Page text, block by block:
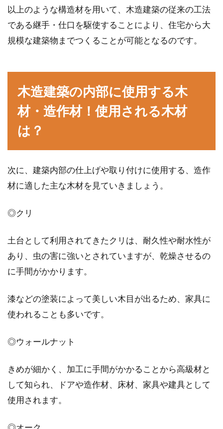
います。...
に！おすすめデザインとは？
あこがれのマイホームを購入したら、駐車場の
デザインも決めることになりますね。お家のデ
ザイ...
以上のような構造材を用いて、木造建築の従来の工法
である継手・仕口を駆使することにより、住宅から大
規模な建築物までつくることが可能となるのです。
木造建築の内部に使用する木
材・造作材！使用される木材
は？
次に、建築内部の仕上げや取り付けに使用する、造作
材に適した主な木材を見ていきましょう。
◎クリ
土台として利用されてきたクリは、耐久性や耐水性が
あり、虫の害に強いとされていますが、乾燥させるの
に手間がかかります。
漆などの塗装によって美しい木目が出るため、家具に
使われることも多いです。
◎ウォールナット
きめが細かく、加工に手間がかかることから高級材と
して知られ、ドアや造作材、床材、家具や建具として
使用されます。